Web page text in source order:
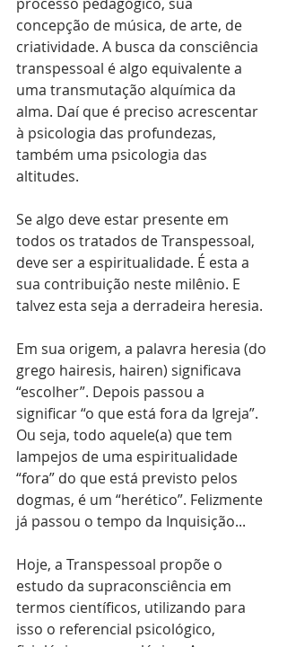
concepção de música, de arte, de
criatividade. A busca da consciência
transpessoal é algo equivalente a
uma transmutação alquímica da
alma. Daí que é preciso acrescentar
à psicologia das profundezas,
também uma psicologia das
altitudes.
Se algo deve estar presente em
todos os tratados de Transpessoal,
deve ser a espiritualidade. É esta a
sua contribuição neste milênio. E
talvez esta seja a derradeira heresia.
Em sua origem, a palavra heresia (do
grego hairesis, hairen) significava
“escolher”. Depois passou a
significar “o que está fora da Igreja”.
Ou seja, todo aquele(a) que tem
lampejos de uma espiritualidade
“fora” do que está previsto pelos
dogmas, é um “herético”. Felizmente
já passou o tempo da Inquisição...
Hoje, a Transpessoal propõe o
estudo da supraconsciência em
termos científicos, utilizando para
isso o referencial psicológico,